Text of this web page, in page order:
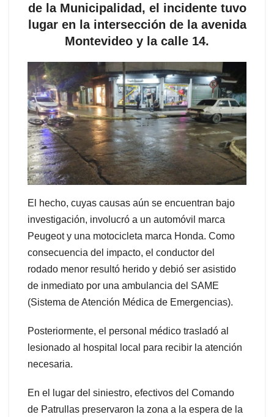
de la Municipalidad, el incidente tuvo
lugar en la intersección de la avenida
Montevideo y la calle 14.
El hecho, cuyas causas aún se encuentran bajo
investigación, involucró a un automóvil marca
Peugeot y una motocicleta marca Honda. Como
consecuencia del impacto, el conductor del
rodado menor resultó herido y debió ser asistido
de inmediato por una ambulancia del SAME
(Sistema de Atención Médica de Emergencias).
Posteriormente, el personal médico trasladó al
lesionado al hospital local para recibir la atención
necesaria.
En el lugar del siniestro, efectivos del Comando
de Patrullas preservaron la zona a la espera de la